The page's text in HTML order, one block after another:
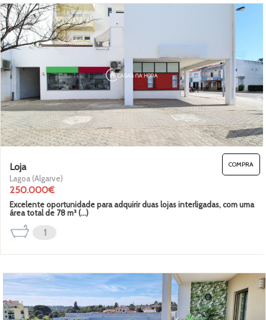
Garagem
Varandas
Loja
Lagoa (Algarve)
COMPRA
250.000€
Excelente oportunidade para adquirir duas lojas interligadas, com uma
área total de 78 m² (...)
1